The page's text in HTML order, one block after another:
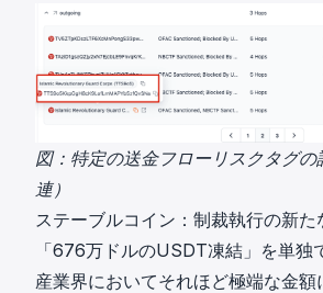
図：特定の送金フローリスクタグの
連）
ステーブルコイン：制裁執行の新た
「676万ドルのUSDT凍結」を単独
産業界においてそれほど極端な金額